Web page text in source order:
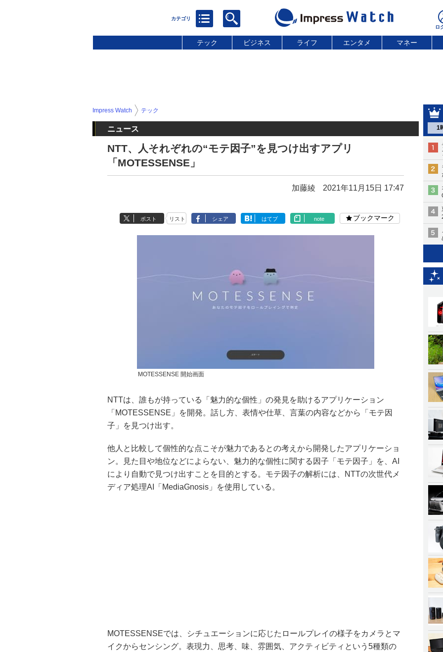
テック ビジネス ライフ エンタメ マネー
1
Impress Watch テック
ニュース
NTT、人それぞれの“モテ因子”を見つけ出すアプリ
「MOTESSENSE」
加藤綾 2021年11月15日 17:47
ポスト リスト シェア はてブ note ブックマーク
MOTESSENSE 開始画面
NTTは、誰もが持っている「魅力的な個性」の発見を助けるアプリケーション
「MOTESSENSE」を開発。話し方、表情や仕草、言葉の内容などから「モテ因
子」を見つけ出す。
他人と比較して個性的な点こそが魅力であるとの考えから開発したアプリケーショ
ン。見た目や地位などによらない、魅力的な個性に関する因子「モテ因子」を、AI
により自動で見つけ出すことを目的とする。モテ因子の解析には、NTTの次世代メ
ディア処理AI「MediaGnosis」を使用している。
MOTESSENSEでは、シチュエーションに応じたロールプレイの様子をカメラとマ
イクからセンシング。表現力、思考、味、雰囲気、アクティビティという5種類の